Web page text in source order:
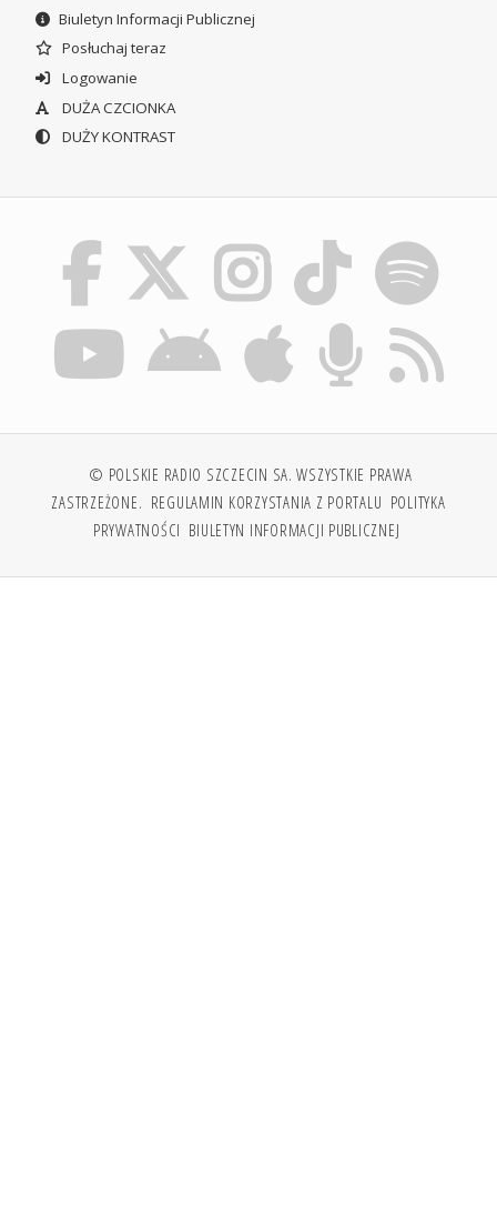
Biuletyn Informacji Publicznej
Posłuchaj teraz
Logowanie
DUŻA CZCIONKA
DUŻY KONTRAST
© POLSKIE RADIO SZCZECIN SA. WSZYSTKIE PRAWA
ZASTRZEŻONE. REGULAMIN KORZYSTANIA Z PORTALU POLITYKA
PRYWATNOŚCI BIULETYN INFORMACJI PUBLICZNEJ